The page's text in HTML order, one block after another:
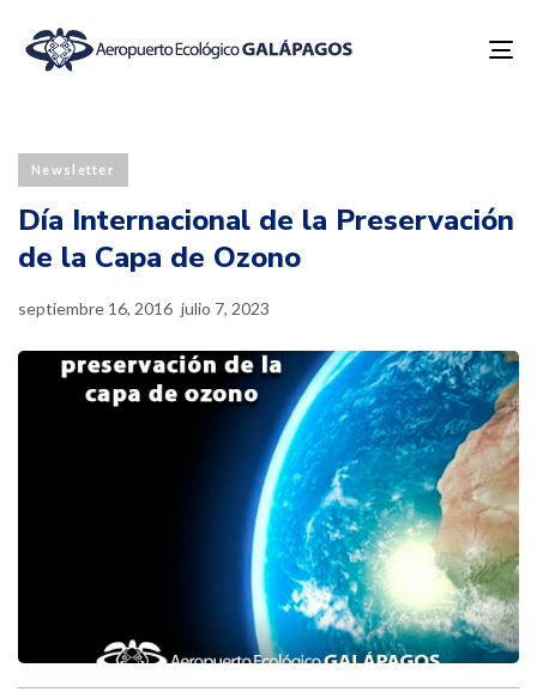
IN:
Newsletter
Día Internacional de la Preservación
de la Capa de Ozono
on:
septiembre 16, 2016
updated:
julio 7, 2023